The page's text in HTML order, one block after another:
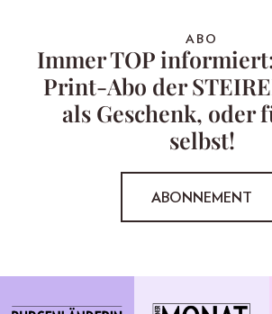
ABO
Immer TOP
Print-Abo der
als Geschenk, oder
selbst!
ABONNEMENT